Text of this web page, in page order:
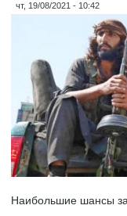
чт, 19/08/2021 - 10:42
Наибольшие шансы